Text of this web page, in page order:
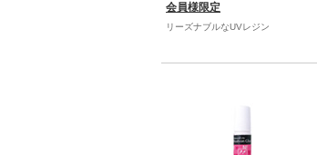
会員様限定
リーズナブルなUVレジン